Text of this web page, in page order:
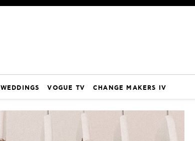
WEDDINGS VOGUE TV CHANGE MAKERS IV